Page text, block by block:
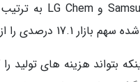
بتواند هزینه های